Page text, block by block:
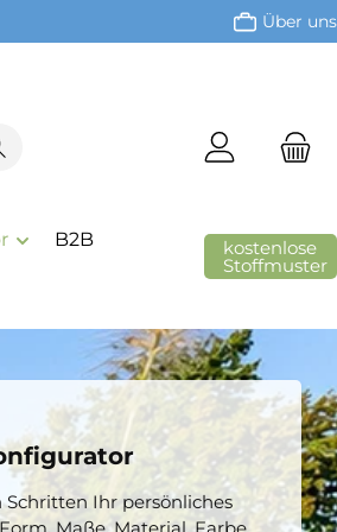
Über uns
B2B kostenlose
Stoffmuster
Ihr persönliches
Maße, Material, Farbe